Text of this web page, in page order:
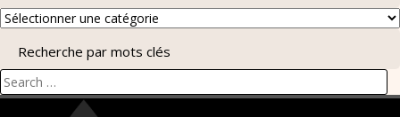
Articles
thèmeRecherche par mots clés
Search
for: